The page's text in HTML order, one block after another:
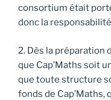
consortium était
donc la
2. Dès la préparation
que Cap’Maths soit
que toute structure
fonds de Cap’Maths,